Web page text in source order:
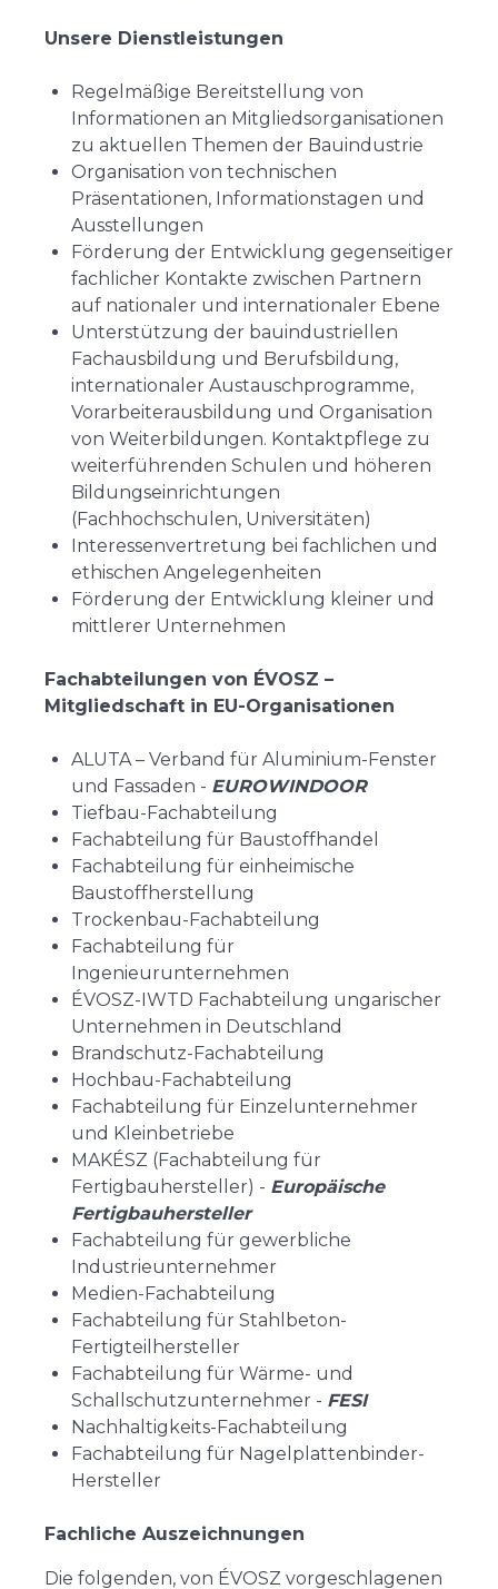
Unsere Dienstleistungen
Regelmäßige Bereitstellung von
Informationen an Mitgliedsorganisationen
zu aktuellen Themen der Bauindustrie
Organisation von technischen
Präsentationen, Informationstagen und
Ausstellungen
Förderung der Entwicklung gegenseitiger
fachlicher Kontakte zwischen Partnern
auf nationaler und internationaler Ebene
Unterstützung der bauindustriellen
Fachausbildung und Berufsbildung,
internationaler Austauschprogramme,
Vorarbeiterausbildung und Organisation
von Weiterbildungen. Kontaktpflege zu
weiterführenden Schulen und höheren
Bildungseinrichtungen
(Fachhochschulen, Universitäten)
Interessenvertretung bei fachlichen und
ethischen Angelegenheiten
Förderung der Entwicklung kleiner und
mittlerer Unternehmen
Fachabteilungen von ÉVOSZ –
Mitgliedschaft in EU-Organisationen
ALUTA – Verband für Aluminium-Fenster
und Fassaden - EUROWINDOOR
Tiefbau-Fachabteilung
Fachabteilung für Baustoffhandel
Fachabteilung für einheimische
Baustoffherstellung
Trockenbau-Fachabteilung
Fachabteilung für
Ingenieurunternehmen
ÉVOSZ-IWTD Fachabteilung ungarischer
Unternehmen in Deutschland
Brandschutz-Fachabteilung
Hochbau-Fachabteilung
Fachabteilung für Einzelunternehmer
und Kleinbetriebe
MAKÉSZ (Fachabteilung für
Fertigbauhersteller) - Europäische
Fertigbauhersteller
Fachabteilung für gewerbliche
Industrieunternehmer
Medien-Fachabteilung
Fachabteilung für Stahlbeton-
Fertigteilhersteller
Fachabteilung für Wärme- und
Schallschutzunternehmer - FESI
Nachhaltigkeits-Fachabteilung
Fachabteilung für Nagelplattenbinder-
Hersteller
Fachliche Auszeichnungen
Die folgenden, von ÉVOSZ vorgeschlagenen